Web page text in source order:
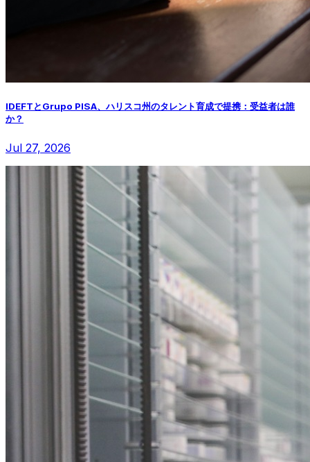
IDEFTとGrupo PISA、ハリスコ州のタレント育成で提携：受益者は誰
か？
Jul 27, 2026